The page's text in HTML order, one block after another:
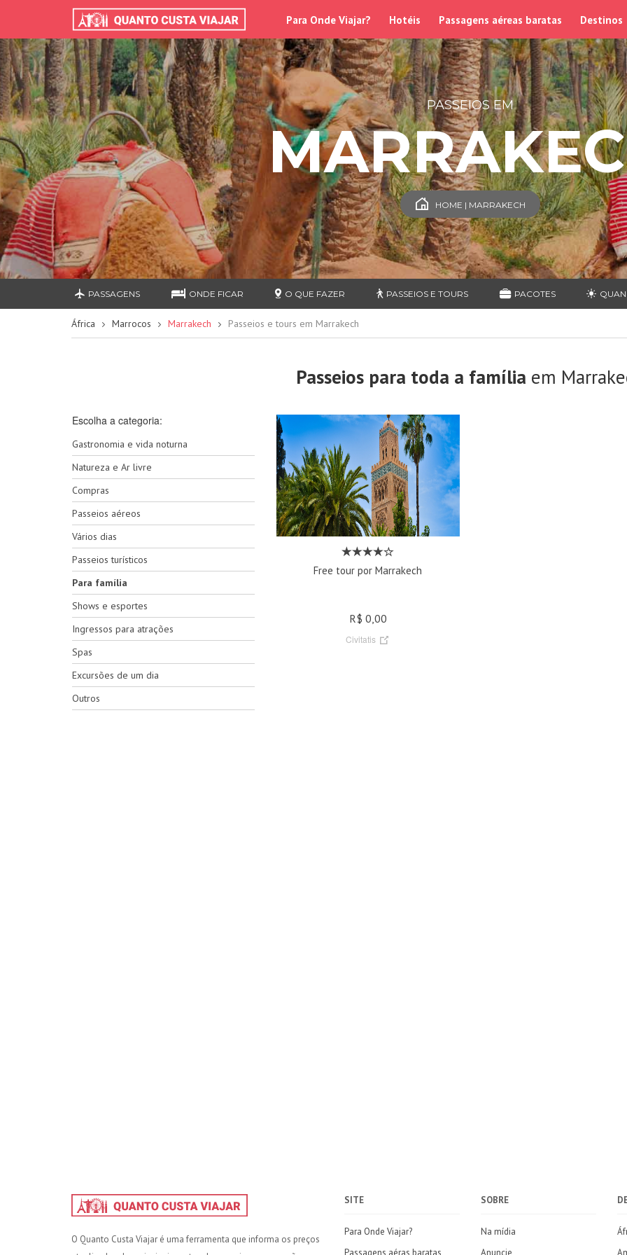
Para Onde Viajar? Hotéis Passagens aéreas baratas Destinos
PASSEIOS EM
HOME | MARRAKECH
PASSAGENS ONDE FICAR O QUE FAZER PASSEIOS E TOURS PACOTES
África Marrocos Marrakech Passeios e tours em Marrakech
Passeios para toda a família em
Escolha a categoria:
Gastronomia e vida noturna
Natureza e Ar livre
Compras
Passeios aéreos
Vários dias
Passeios turísticos
Para família
Shows e esportes
Ingressos para atrações
Spas
Excursões de um dia
Outros
Free tour por Marrakech
R$ 0,00
Civitatis
O Quanto Custa Viajar é uma ferramenta que informa os preços
SITE
Para Onde Viajar?
Passagens aéras baratas
SOBRE
Na mídia
Anuncie